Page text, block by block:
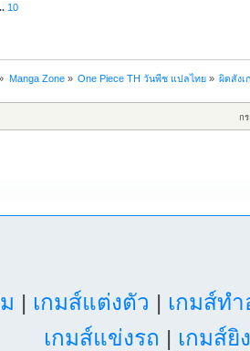
10
Manga Zone» One Piece TH วันพีช แปลไทย» ผิดสังเ
ก
| เกมส์แต่งตัว | เกมส์ท
เกมส์แข่งรถ | เกมส์ยิ